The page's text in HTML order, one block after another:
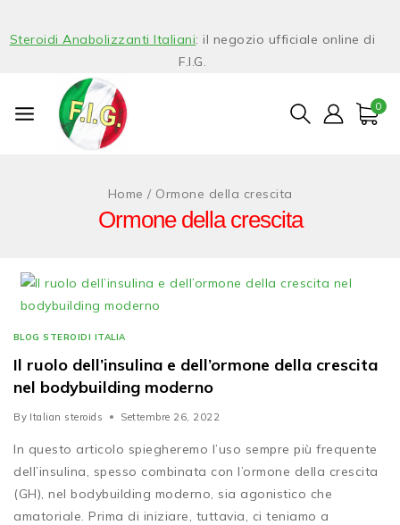
Steroidi Anabolizzanti Italiani: il negozio ufficiale online di
F.I.G.
0
Home / Ormone della crescita
Ormone della crescita
BLOG STEROIDI ITALIA
Il ruolo dell’insulina e dell’ormone della crescita
nel bodybuilding moderno
By Italian steroids Settembre 26, 2022
In questo articolo spiegheremo l’uso sempre più frequente
dell’insulina, spesso combinata con l’ormone della crescita
(GH), nel bodybuilding moderno, sia agonistico che
amatoriale. Prima di iniziare, tuttavia, ci teniamo a